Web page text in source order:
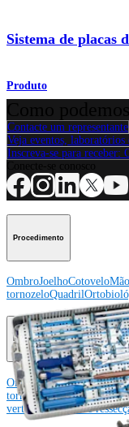
Sistema de placas
Produto
Contacte um representante
Veja eventos, laboratórios
Inscreva-se para receber:
Procedimento
OmbroJoelhoCotovelo
tornozeloQuadril
Producto
OmbroJoelhoCotovelo
tornozeloQuadril
vertebralImagem e